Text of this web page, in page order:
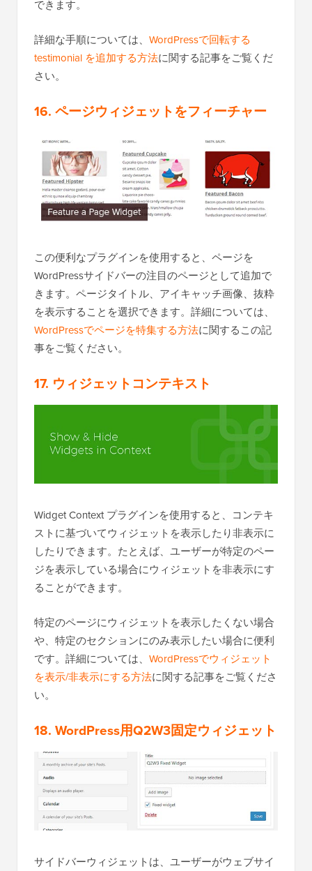
できます。
詳細な手順については、 WordPressで回転する
testimonial を追加する方法に関する記事をご覧くだ
さい。
16. ページウィジェットをフィーチャー
この便利なプラグインを使用すると、ページを
WordPressサイドバーの注目のページとして追加で
きます。ページタイトル、アイキャッチ画像、抜粋
を表示することを選択できます。詳細については、
WordPressでページを特集する方法に関するこの記
事をご覧ください。
17. ウィジェットコンテキスト
Widget Context プラグインを使用すると、コンテキ
ストに基づいてウィジェットを表示したり非表示に
したりできます。たとえば、ユーザーが特定のペー
ジを表示している場合にウィジェットを非表示にす
ることができます。
特定のページにウィジェットを表示したくない場合
や、特定のセクションにのみ表示したい場合に便利
です。詳細については、 WordPressでウィジェット
を表示/非表示にする方法に関する記事をご覧くださ
い。
18. WordPress用Q2W3固定ウィジェット
サイドバーウィジェットは、ユーザーがウェブサイ